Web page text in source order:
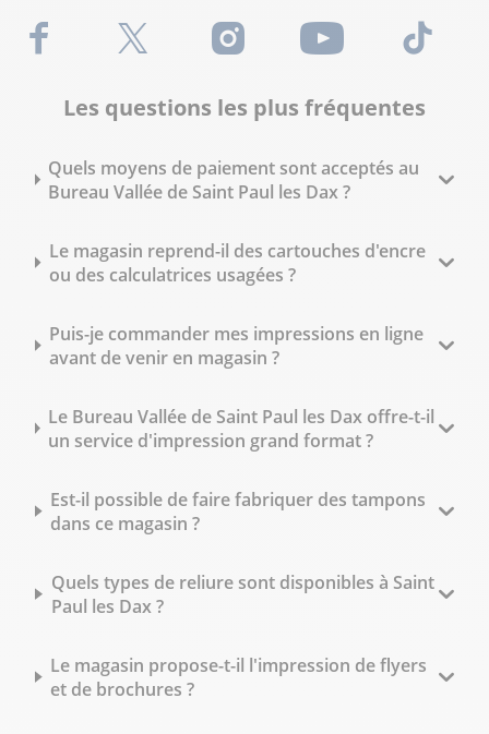
Facebook X (Twitter) Instagram Youtube TikTok
Les questions les plus fréquentes
Quels moyens de paiement sont acceptés au
Bureau Vallée de Saint Paul les Dax ?
Le magasin reprend-il des cartouches d'encre
ou des calculatrices usagées ?
Puis-je commander mes impressions en ligne
avant de venir en magasin ?
Le Bureau Vallée de Saint Paul les Dax offre-t-il
un service d'impression grand format ?
Est-il possible de faire fabriquer des tampons
dans ce magasin ?
Quels types de reliure sont disponibles à Saint
Paul les Dax ?
Le magasin propose-t-il l'impression de flyers
et de brochures ?